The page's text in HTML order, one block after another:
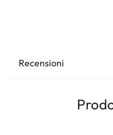
Recensioni